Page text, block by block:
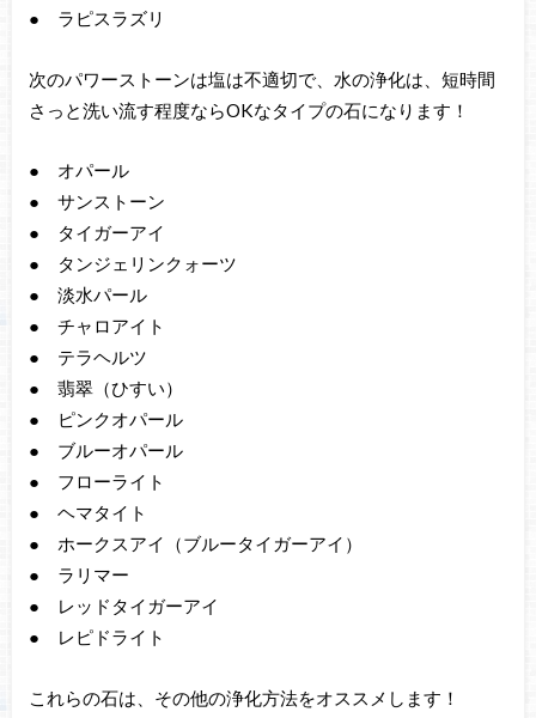
● ラピスラズリ
次のパワーストーンは塩は不適切で、水の浄化は、短時間
さっと洗い流す程度ならOKなタイプの石になります！
● オパール
● サンストーン
● タイガーアイ
● タンジェリンクォーツ
● 淡水パール
● チャロアイト
● テラヘルツ
● 翡翠（ひすい）
● ピンクオパール
● ブルーオパール
● フローライト
● ヘマタイト
● ホークスアイ（ブルータイガーアイ）
● ラリマー
● レッドタイガーアイ
● レピドライト
これらの石は、その他の浄化方法をオススメします！